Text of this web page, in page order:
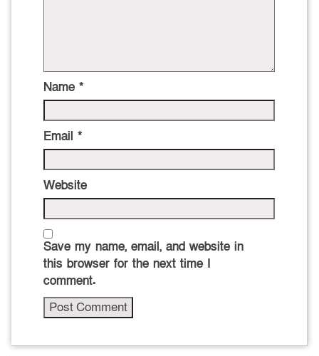
Name *
Email *
Website
Save my name, email, and website in
this browser for the next time I
comment.